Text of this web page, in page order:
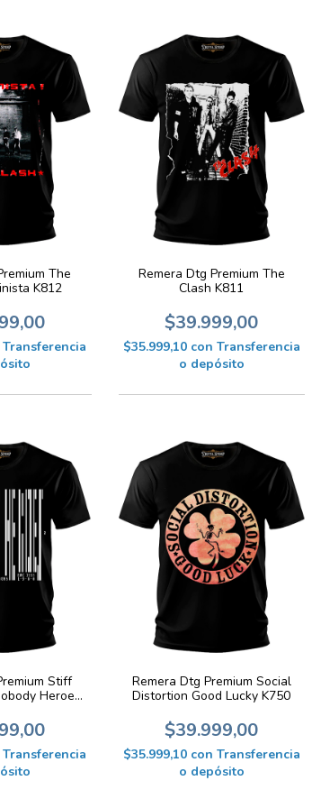
The
K812
Transferencia
Remera Dtg Premium The
Clash K811
$39.999,00
$35.999,10 con Transferencia
o depósito
Stiff
Heroes
Transferencia
Remera Dtg Premium Social
Distortion Good Lucky K750
$39.999,00
$35.999,10 con Transferencia
o depósito